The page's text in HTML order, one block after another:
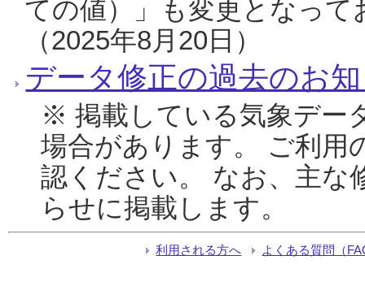
ての値）」も変更となっ
（2025年8月20日）
データ修正の過去のお
※ 掲載している気象デー
場合があります。 ご利用
認ください。 なお、主な
らせに掲載します。
利用される方へ よくある質問（